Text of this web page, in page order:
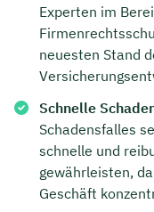
Experten im
neuesten Stand
Schnelle
Schadensfalles
schnelle und
gewährleisten,
Geschäft